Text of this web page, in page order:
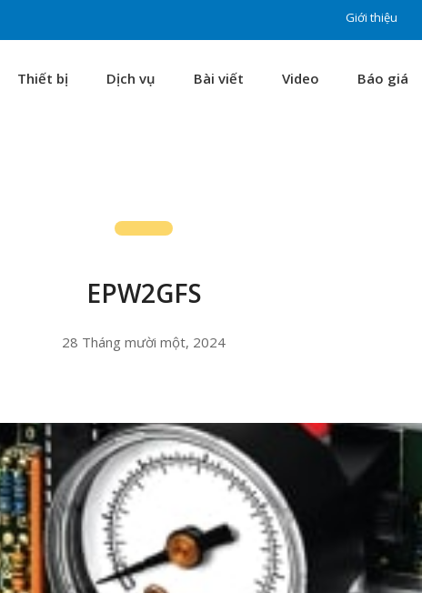
Giới thiệu
Thiết bị Dịch vụ Bài viết Video Báo giá
EPW2GFS
28 Tháng mười một, 2024